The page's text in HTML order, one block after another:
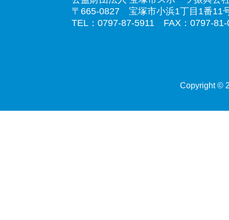
〒665-0827 宝塚市小浜1丁目1番11
TEL：0797-87-5911 FAX：0797-81-
Copyright ©